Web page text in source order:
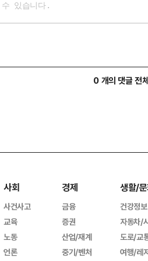
0 개의 댓글 전
사회
사건사고
교육
노동
언론
경제
금융
증권
산업/재계
중기/벤처
생활/
건강정보
자동차/
도로/교
여행/레